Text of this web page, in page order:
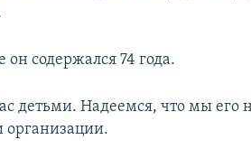
содержался 74 года.
детьми. Надеемся, что мы его
организации.